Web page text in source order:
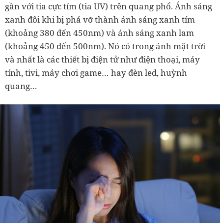
gần với tia cực tím (tia UV) trên quang phổ. Ánh sáng
xanh đôi khi bị phá vỡ thành ánh sáng xanh tím
(khoảng 380 đến 450nm) và ánh sáng xanh lam
(khoảng 450 đến 500nm). Nó có trong ánh mặt trời
và nhất là các thiết bị điện tử như điện thoại, máy
tính, tivi, máy chơi game… hay đèn led, huỳnh
quang…